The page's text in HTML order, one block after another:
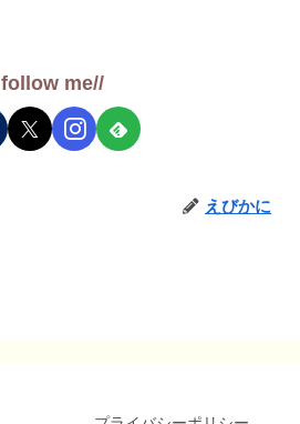
follow me//
えびかに